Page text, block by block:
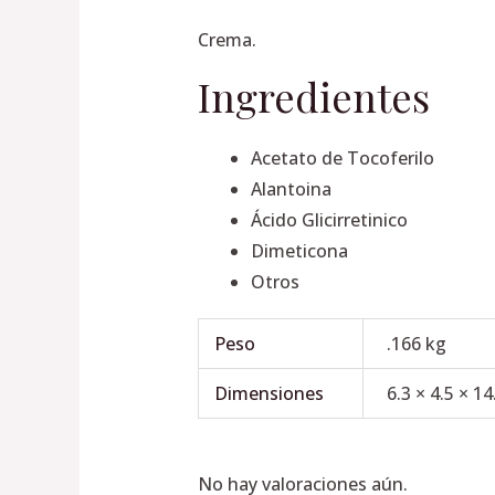
Crema.
Ingredientes
Acetato de Tocoferilo
Alantoina
Ácido Glicirretinico
Dimeticona
Otros
Peso .166 kg
Dimensiones 6.3 × 4.5 ×
No hay valoraciones aún.